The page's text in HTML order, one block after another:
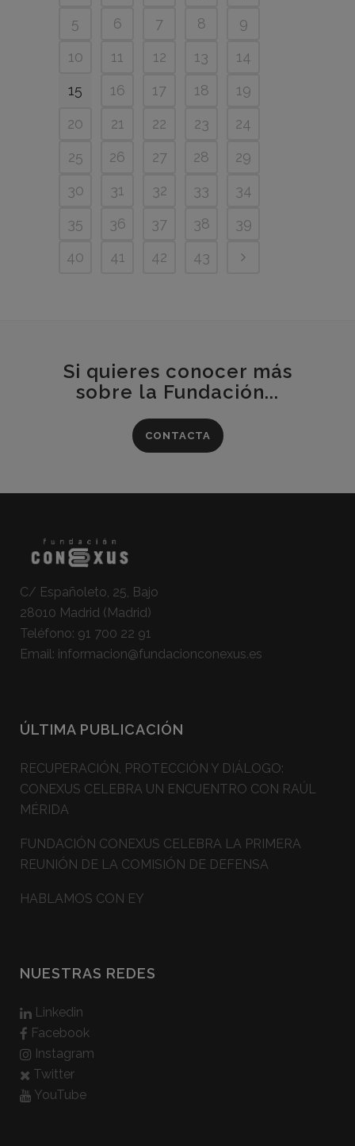
5
6 7 8
9
10
11 12 13
14
15
16 17 18
19
20
21 22 23
24
25
26 27 28
29
30
31 32 33
34
35
36 37 38
39
40
41 42 43
Si quieres conocer más
sobre la Fundación...
CONTACTA
C/ Españoleto, 25, Bajo
28010 Madrid (Madrid)
Teléfono: 91 700 22 91
Email: informacion@fundacionconexus.es
ÚLTIMA PUBLICACIÓN
RECUPERACIÓN, PROTECCIÓN Y DIÁLOGO:
CONEXUS CELEBRA UN ENCUENTRO CON RAÚL
MÉRIDA
FUNDACIÓN CONEXUS CELEBRA LA PRIMERA
REUNIÓN DE LA COMISIÓN DE DEFENSA
HABLAMOS CON EY
NUESTRAS REDES
Linkedin
Facebook
Instagram
Twitter
YouTube